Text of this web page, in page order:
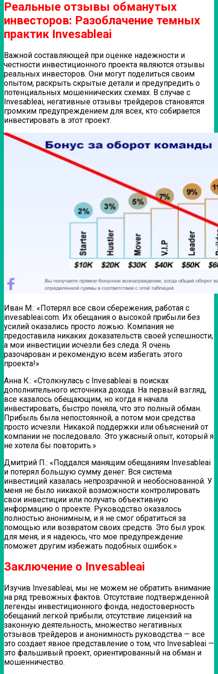
Реальные отзывы обманутых
инвесторов: Разоблачение темных
практик Invesableai
Важной составляющей при оценке надежности и
честности инвестиционного проекта являются отзывы
реальных инвесторов. Они могут поделиться своим
опытом, раскрыть скрытые детали и предупредить о
потенциальных мошеннических схемах. В случае с
Invesableai, негативные отзывы трейдеров становятся
громким предупреждением для всех, кто собирается
инвестировать в этот проект.
Иван М.: «Потерял все свои сбережения, работая с
invesableai.com. Их обещания о высокой прибыли без
усилий оказались просто ложью. Компания не
предоставила никаких доказательств своей успешности,
а мои инвестиции исчезли без следа. Я очень
разочарован и рекомендую всем избегать этого
проекта!»
Анна К.: «Столкнулась с Invesableai в поисках
дополнительного источника дохода. На первый взгляд,
все казалось обещающим, но когда я начала
инвестировать, быстро поняла, что это полный обман.
Прибыль была непостоянной, а потом мои средства
просто исчезли. Никакой поддержки или объяснений от
компании не последовало. Это ужасный опыт, который я
не хотела бы повторить.»
Дмитрий П.: «Поддался манящим обещаниям Invesableai
и потерял большую сумму денег. Вся система
инвестиций казалась непрозрачной и необоснованной. У
меня не было никакой возможности контролировать
свои инвестиции или получать объективную
информацию о проекте. Руководство оказалось
полностью анонимным, и я не смог обратиться за
помощью или возвратом своих средств. Это был урок
для меня, и я надеюсь, что мое предупреждение
поможет другим избежать подобных ошибок.»
Заключение о Invesableai
Изучив Invesableai, мы не можем не обратить внимание
на ряд тревожных фактов. Отсутствие подтвержденной
легенды инвестиционного фонда, недостоверность
обещаний легкой прибыли, отсутствие лицензий на
законную деятельность, множество негативных
отзывов трейдеров и анонимность руководства — все
это создает явное представление о том, что Invesableai —
это фальшивый проект, ориентированный на обман и
мошенничество.